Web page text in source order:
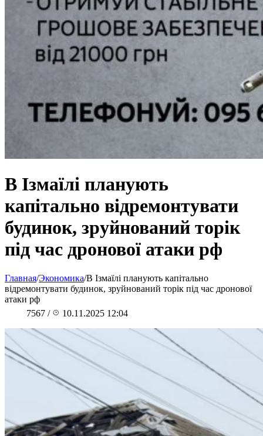
В Ізмаїлі планують
капітально відремонтувати
будинок, зруйнований торік
під час дронової атаки рф
Главная/Экономика/В Ізмаїлі планують капітально
відремонтувати будинок, зруйнований торік під час дронової
атаки рф
7567 / 10.11.2025 12:04